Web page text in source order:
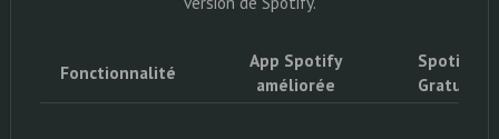
Fonctionnalité
App Spotify
améliorée
Spotify
Gratuit